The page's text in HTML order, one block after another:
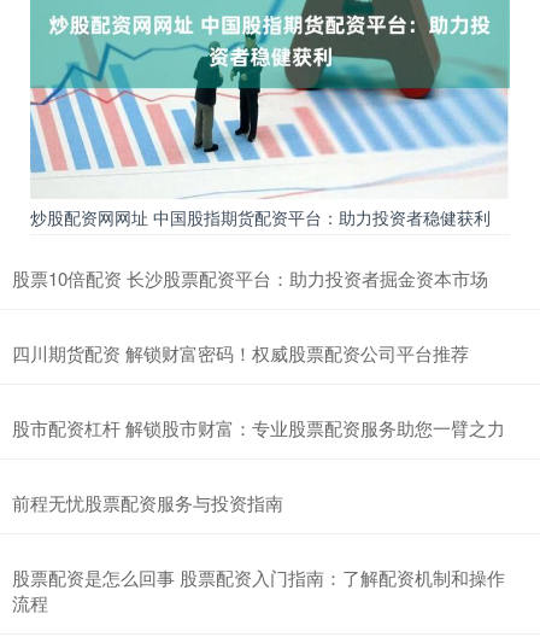
炒股配资网网址 中国股指期货配资平台：助力投资者稳健获利
股票10倍配资 长沙股票配资平台：助力投资者掘金资本市场
四川期货配资 解锁财富密码！权威股票配资公司平台推荐
股市配资杠杆 解锁股市财富：专业股票配资服务助您一臂之力
前程无忧股票配资服务与投资指南
股票配资是怎么回事 股票配资入门指南：了解配资机制和操作
流程